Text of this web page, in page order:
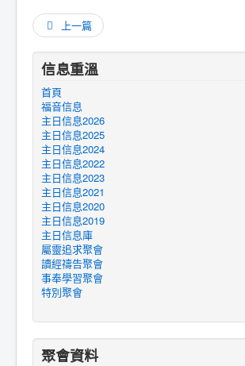
上一篇
信息重溫
首頁
福音信息
主日信息2026
主日信息2025
主日信息2024
主日信息2022
主日信息2023
主日信息2021
主日信息2020
主日信息2019
主日信息庫
屬靈追求聚會
讀經禱告聚會
事奉學習聚會
特別聚會
聚會資料